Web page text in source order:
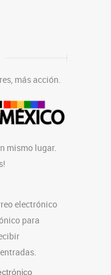
más acción.
mismo lugar.
electrónico
para